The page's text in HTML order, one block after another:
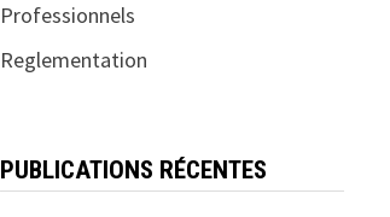
Professionnels
Reglementation
PUBLICATIONS RÉCENTES